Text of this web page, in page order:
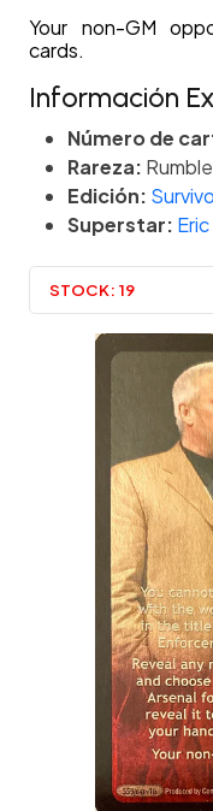
Your non-GM
cards.
Información
Número de
Rareza:
Edición:
Superstar:
STOCK: 19